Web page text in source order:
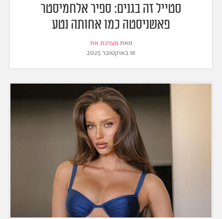
סטייל זה בגנים: ספיר אלחמיסטר
פאשניסטה כמו אחותה נטע
מאת מערכת את
16 באוקטובר 2025